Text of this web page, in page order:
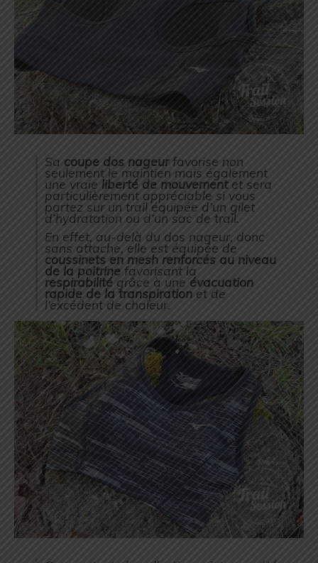
Sa coupe dos nageurfavorise non
seulement le maintien mais également
une vraie liberté de mouvementet sera
particulièrement appréciable si vous
partez sur un trail équipée d’un gilet
d’hydratation ou d’un sac de trail.
En effet, au-delà du dos nageur, donc
sans attache, elle est équipée de
coussinets en mesh renforcés au niveau
de la poitrine favorisant la
respirabilité grâce à une évacuation
rapide de la transpiration et de
l’excédent de chaleur.